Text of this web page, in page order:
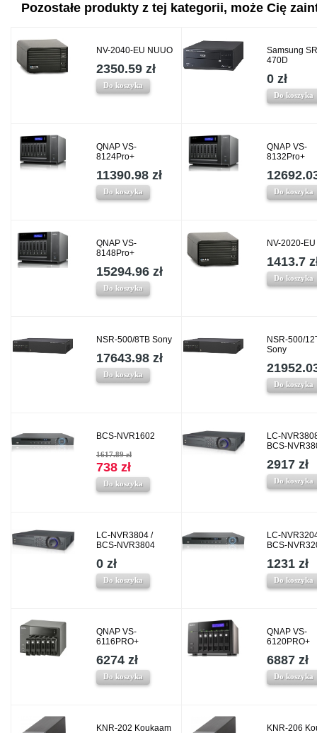
Pozostałe produkty z tej kategorii, może Cię
NV-2040-EU NUUO
2350.59 zł
Do koszyka
Samsung
470D
0 zł
Do koszyka
QNAP VS-
8124Pro+
11390.98 zł
Do koszyka
QNAP VS-
8132Pro+
Do koszyka
QNAP VS-
8148Pro+
15294.96 zł
Do koszyka
NV-2020-
1413.7
Do koszyka
NSR-500/8TB Sony
17643.98 zł
Do koszyka
NSR-500/
Sony
Do koszyka
BCS-NVR1602
1617.89 zł
738 zł
Do koszyka
LC-
BCS-
2917 zł
Do koszyka
LC-NVR3804 /
BCS-NVR3804
0 zł
Do koszyka
LC-
BCS-
1231 zł
Do koszyka
QNAP VS-
6116PRO+
6274 zł
Do koszyka
QNAP VS-
6120PRO+
6887 zł
Do koszyka
KNR-202 Koukaam KNR-206